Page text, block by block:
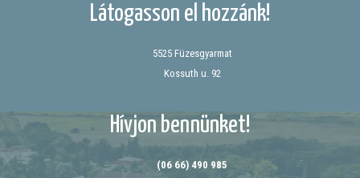
Látogasson el hozzánk!
5525 Füzesgyarmat
Kossuth u. 92
Hívjon bennünket!
(06 66) 490 985